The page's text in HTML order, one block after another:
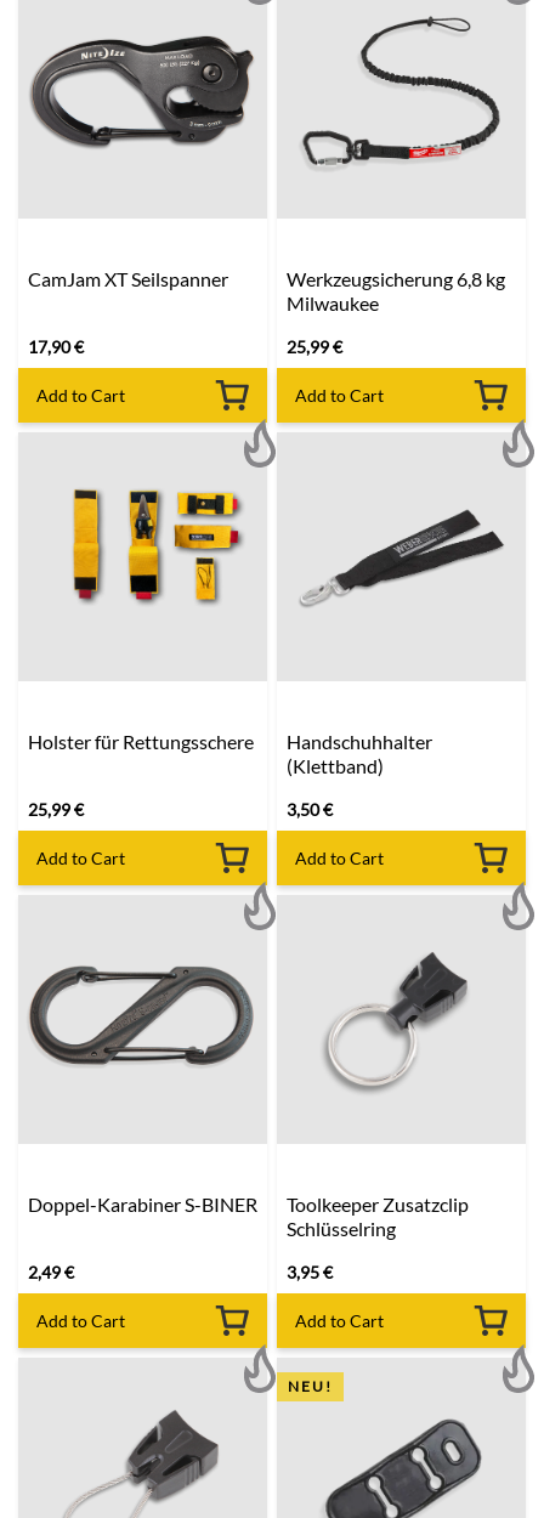
CamJam XT Seilspanner
17,90€
Add to Cart
Werkzeugsicherung 6,8 kg
Milwaukee
25,99€
Add to Cart
Holster für Rettungsschere
25,99€
Add to Cart
Handschuhhalter
(Klettband)
3,50€
Add to Cart
Doppel-Karabiner S-BINER
2,49€
Add to Cart
Toolkeeper Zusatzclip
Schlüsselring
3,95€
Add to Cart
NEU!